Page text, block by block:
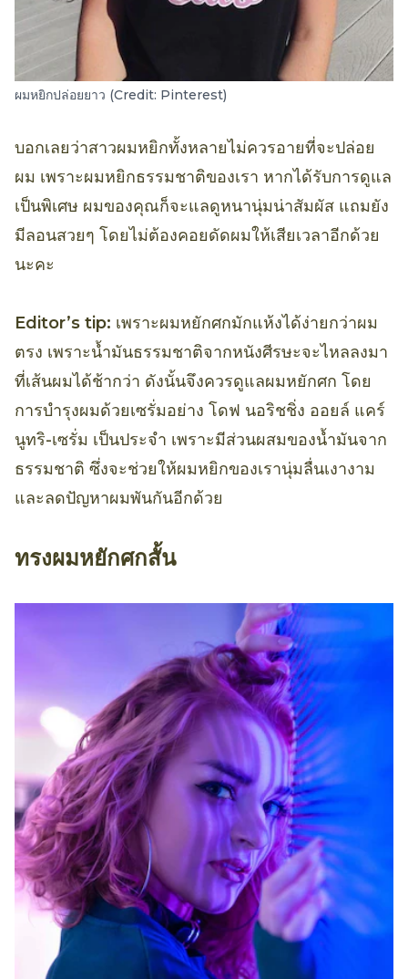
ผมหยิกปล่อยยาว (Credit: Pinterest)
บอกเลยว่าสาวผมหยิกทั้งหลายไม่ควรอายที่จะปล่อย
ผม เพราะผมหยิกธรรมชาติของเรา หากได้รับการดูแล
เป็นพิเศษ ผมของคุณก็จะแลดูหนานุ่มน่าสัมผัส แถมยัง
มีลอนสวยๆ โดยไม่ต้องคอยดัดผมให้เสียเวลาอีกด้วย
นะคะ
Editor’s tip: เพราะผมหยักศกมักแห้งได้ง่ายกว่าผม
ตรง เพราะน้ำมันธรรมชาติจากหนังศีรษะจะไหลลงมา
ที่เส้นผมได้ช้ากว่า ดังนั้นจึงควรดูแลผมหยักศก โดย
การบำรุงผมด้วยเซรั่มอย่าง โดฟ นอริชชิ่ง ออยล์ แคร์
นูทริ-เซรั่ม เป็นประจำ เพราะมีส่วนผสมของน้ำมันจาก
ธรรมชาติ ซึ่งจะช่วยให้ผมหยิกของเรานุ่มลื่นเงางาม
และลดปัญหาผมพันกันอีกด้วย
ทรงผมหยักศกสั้น